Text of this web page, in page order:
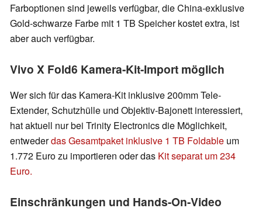
Farboptionen sind jeweils verfügbar, die China-exklusive
Gold-schwarze Farbe mit 1 TB Speicher kostet extra, ist
aber auch verfügbar.
Vivo X Fold6 Kamera-Kit-Import möglich
Wer sich für das Kamera-Kit inklusive 200mm Tele-
Extender, Schutzhülle und Objektiv-Bajonett interessiert,
hat aktuell nur bei Trinity Electronics die Möglichkeit,
entwederdas Gesamtpaket inklusive 1 TB Foldable um
1.772 Euro zu importieren oder das Kit separat um 234
Euro.
Einschränkungen und Hands-On-Video